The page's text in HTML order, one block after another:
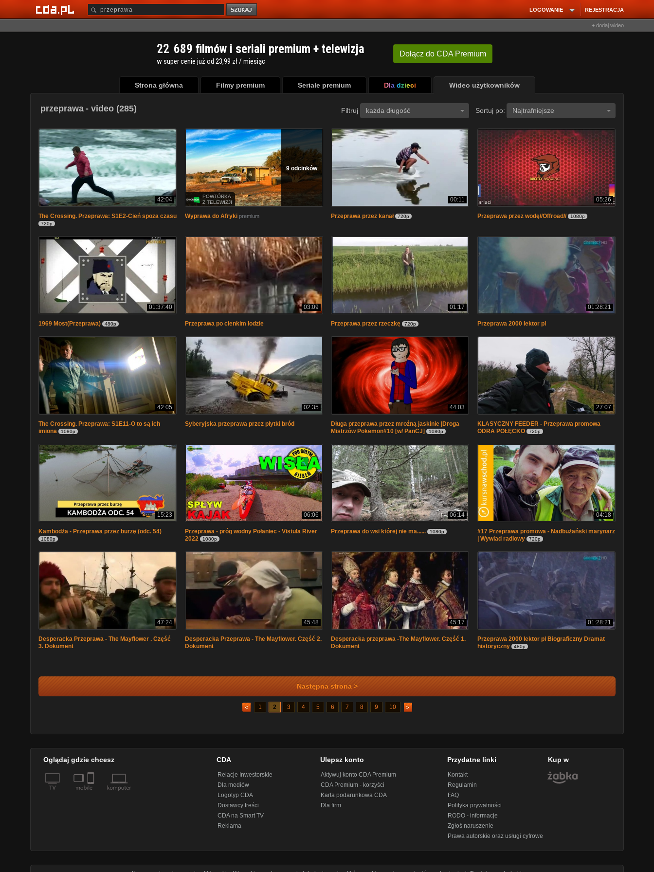
REJESTRACJA
LOGOWANIE
+ dodaj wideo
Dołącz do CDA Premium
22 689 filmów i seriali premium + telewizja
w super cenie już od 23,99 zł / miesiąc
Strona główna Filmy premium Seriale premium Dla dzieci Wideo użytkowników
przeprawa - video (285) Filtruj każda długość Sortuj po: Najtrafniejsze
42:04
The Crossing. Przeprawa: S1E2-Cień spoza czasu
720p
9 odcinków
POWTÓRKA
Z TELEWIZJI
Wyprawa do Afryki premium
00:11
Przeprawa przez kanał 720p
05:26
Przeprawa przez wodę//Offroad// 1080p
01:37:40
1969 Most(Przeprawa) 480p
03:09
Przeprawa po cienkim lodzie
01:17
Przeprawa przez rzeczkę 720p
01:28:21
Przeprawa 2000 lektor pl
42:05
The Crossing. Przeprawa: S1E11-O to są ich
imiona
1080p
02:35
Syberyjska przeprawa przez płytki bród
44:03
Długa przeprawa przez mroźną jaskinie |Droga
Mistrzów Pokemon#10 [w/ PanCJ]
1080p
27:07
KLASYCZNY FEEDER - Przeprawa promowa
ODRA POŁĘCKO
720p
15:23
Kambodża - Przeprawa przez burzę (odc. 54)
1080p
06:06
Przeprawa - próg wodny Połaniec - Vistula River
2022
1080p
06:14
Przeprawa do wsi której nie ma...... 1080p
04:18
#17 Przeprawa promowa - Nadbużański marynarz
| Wywiad radiowy
720p
47:24
Desperacka Przeprawa - The Mayflower . Część
3. Dokument
45:48
Desperacka Przeprawa - The Mayflower. Część 2.
Dokument
45:17
Desperacka przeprawa -The Mayflower. Część 1.
Dokument
01:28:21
Przeprawa 2000 lektor pl Biograficzny Dramat
historyczny
480p
Następna strona >
1 2 3 4 5 6 7 8 9 10
Oglądaj gdzie chcesz CDA
Relacje Inwestorskie
Dla mediów
Logotyp CDA
Dostawcy treści
CDA na Smart TV
Reklama
Ulepsz konto
Aktywuj konto CDA Premium
CDA Premium - korzyści
Karta podarunkowa CDA
Dla firm
Przydatne linki
Kontakt
Regulamin
FAQ
Polityka prywatności
RODO - informacje
Zgłoś naruszenie
Prawa autorskie oraz usługi cyfrowe
Kup w